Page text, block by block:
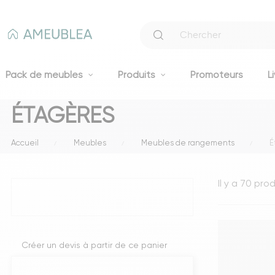
Pack de meubles Produits
Canapés fixes 2 et 3 places
Canapés convertibles
Literie
Promoteurs
ÉTAGÈRES
Accueil Meubles Meubles de rangements
Créer un devis à partir de ce panier
Il y a 70